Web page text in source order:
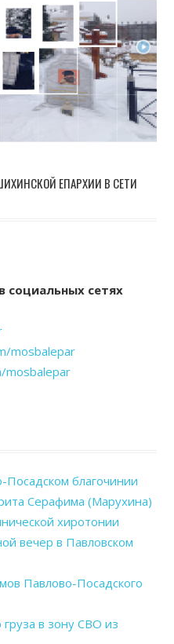
ЕПАРХИИ В СЕТИ
сетях
mosbalepar
mosbalepar
благочинии
Серафима (Марухина)
хиротонии
вечер в Павловском
Павлово-Посадского
груза в зону СВО из